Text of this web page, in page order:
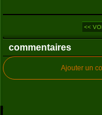
<<
commentaires
Ajouter un